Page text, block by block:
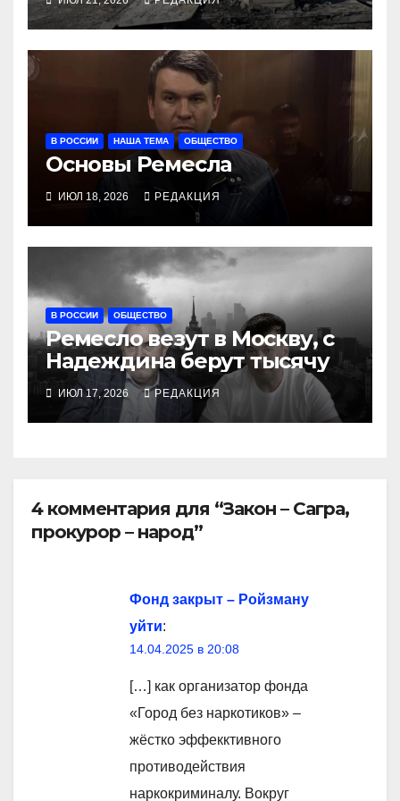
В РОССИИ НАША ТЕМА ОБЩЕСТВО
Основы Ремесла
ИЮЛ 18, 2026 РЕДАКЦИЯ
В РОССИИ ОБЩЕСТВО
Ремесло везут в Москву, с
Надеждина берут тысячу
ИЮЛ 17, 2026 РЕДАКЦИЯ
4 комментария для “Закон – Сагра,
прокурор – народ”
Фонд закрыт – Ройзману
уйти:
14.04.2025 в 20:08
[…] как организатор фонда
«Город без наркотиков» –
жёстко эффекктивного
противодействия
наркокриминалу. Вокруг